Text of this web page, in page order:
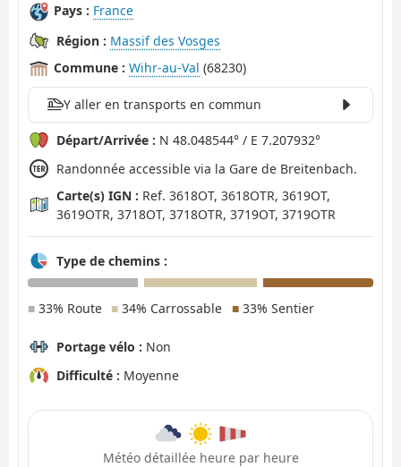
Pays : France
Région : Massif des Vosges
Commune : Wihr-au-Val (68230)
Y aller en transports en commun
Départ/Arrivée : N 48.048544° / E 7.207932°
Randonnée accessible via la Gare de Breitenbach.
Carte(s) IGN : Ref. 3618OT, 3618OTR, 3619OT,
3619OTR, 3718OT, 3718OTR, 3719OT, 3719OTR
Type de chemins :
■ 33% Route ■ 34% Carrossable ■33% Sentier
Portage vélo : Non
Difficulté : Moyenne
Météo détaillée heure par heure